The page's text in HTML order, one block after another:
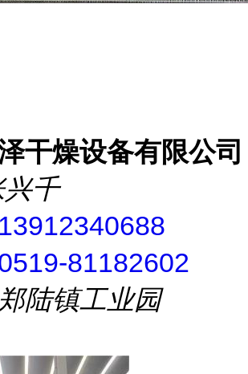
干燥设备有限公司
兴千
13912340688
81182602
陆镇工业园